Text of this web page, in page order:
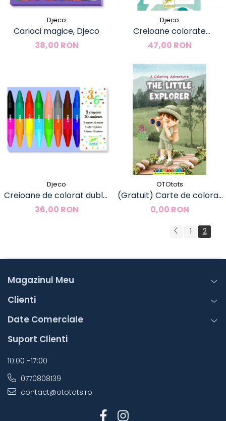
Djeco
Carioci magice, Djeco
38,00 RON
Djeco
Creioane colorate
acuarela, Djeco
47,00 RON
Djeco
Creioane de colorat duble,
Djeco
36,00 RON
OTOtots
(Gratuit) Carte de colorat
"The Little Explorer"
0,00 RON
1 2
Magazinul Meu
Clienti
Date Comerciale
Suport Clienti
10:00 -17:00
0770808139
contact@ototots.ro